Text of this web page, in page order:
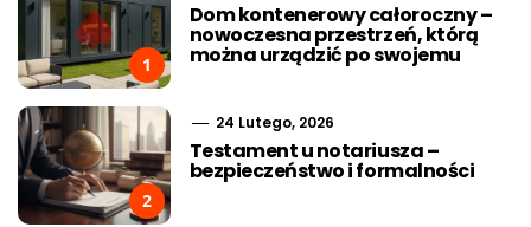
1
Dom kontenerowy całoroczny –
nowoczesna przestrzeń, którą
można urządzić po swojemu
2
24 Lutego, 2026
Testament u notariusza –
bezpieczeństwo i formalności